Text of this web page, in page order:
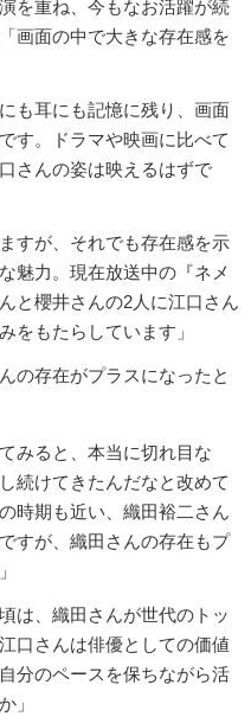
を重ね、今もなお活躍が続
画面の中で大きな存在感を
も耳にも記憶に残り、画面
す。ドラマや映画に比べて
さんの姿は映えるはずで
すが、それでも存在感を示
魅力。現在放送中の『ネメ
と櫻井さんの2人に江口さん
をもたらしています」
の存在がプラスになったと
みると、本当に切れ目な
続けてきたんだなと改めて
時期も近い、織田裕二さん
すが、織田さんの存在もプ
は、織田さんが世代のトッ
口さんは俳優としての価値
分のペースを保ちながら活
」